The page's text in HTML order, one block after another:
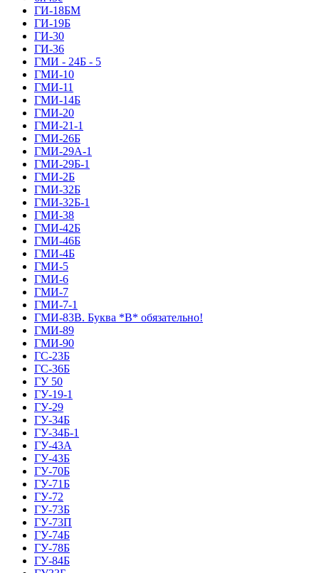
ГИ-18БМ
ГИ-19Б
ГИ-30
ГИ-36
ГМИ - 24Б - 5
ГМИ-10
ГМИ-11
ГМИ-14Б
ГМИ-20
ГМИ-21-1
ГМИ-26Б
ГМИ-29А-1
ГМИ-29Б-1
ГМИ-2Б
ГМИ-32Б
ГМИ-32Б-1
ГМИ-38
ГМИ-42Б
ГМИ-46Б
ГМИ-4Б
ГМИ-5
ГМИ-6
ГМИ-7
ГМИ-7-1
ГМИ-83В. Буква *В* обязательно!
ГМИ-89
ГМИ-90
ГС-23Б
ГС-36Б
ГУ 50
ГУ-19-1
ГУ-29
ГУ-34Б
ГУ-34Б-1
ГУ-43А
ГУ-43Б
ГУ-70Б
ГУ-71Б
ГУ-72
ГУ-73Б
ГУ-73П
ГУ-74Б
ГУ-78Б
ГУ-84Б